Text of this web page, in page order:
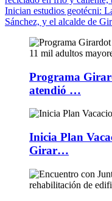
Inician estudios geotécni:
Sánchez, y el alcalde de
Programa
atendió …
Inicia Plan
Girar…